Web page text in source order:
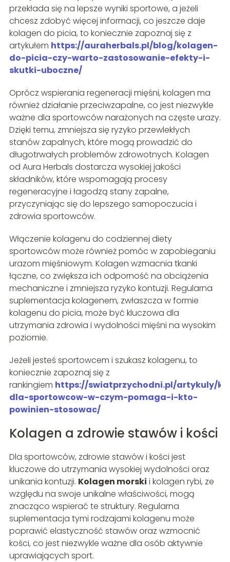
przekłada się na lepsze wyniki sportowe, a jeżeli
chcesz zdobyć więcej informacji, co jeszcze daje
kolagen do picia, to koniecznie zapoznaj się z
artykułem https://auraherbals.pl/blog/kolagen-
do-picia-czy-warto-zastosowanie-efekty-i-
skutki-uboczne/
Oprócz wspierania regeneracji mięśni, kolagen ma
również działanie przeciwzapalne, co jest niezwykle
ważne dla sportowców narażonych na częste urazy.
Dzięki temu, zmniejsza się ryzyko przewlekłych
stanów zapalnych, które mogą prowadzić do
długotrwałych problemów zdrowotnych. Kolagen
od Aura Herbals dostarcza wysokiej jakości
składników, które wspomagają procesy
regeneracyjne i łagodzą stany zapalne,
przyczyniając się do lepszego samopoczucia i
zdrowia sportowców.
Włączenie kolagenu do codziennej diety
sportowców może również pomóc w zapobieganiu
urazom mięśniowym. Kolagen wzmacnia tkanki
łączne, co zwiększa ich odporność na obciążenia
mechaniczne i zmniejsza ryzyko kontuzji. Regularna
suplementacja kolagenem, zwłaszcza w formie
kolagenu do picia, może być kluczowa dla
utrzymania zdrowia i wydolności mięśni na wysokim
poziomie.
Jeżeli jesteś sportowcem i szukasz kolagenu, to
koniecznie zapoznaj się z
rankingiem https://swiatprzychodni.pl/artykuly/
dla-sportowcow-w-czym-pomaga-i-kto-
powinien-stosowac/
Kolagen a zdrowie stawów i kości
Dla sportowców, zdrowie stawów i kości jest
kluczowe do utrzymania wysokiej wydolności oraz
unikania kontuzji. Kolagen morski i kolagen rybi, ze
względu na swoje unikalne właściwości, mogą
znacząco wspierać te struktury. Regularna
suplementacja tymi rodzajami kolagenu może
poprawić elastyczność stawów oraz wzmocnić
kości, co jest niezwykle ważne dla osób aktywnie
uprawiających sport.